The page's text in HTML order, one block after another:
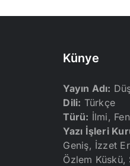
Künye
Yayın Adı:
Dili: Türkçe
Türü: İlmi,
Yazı İşleri
Geniş, İzzet
Özlem Küskü,